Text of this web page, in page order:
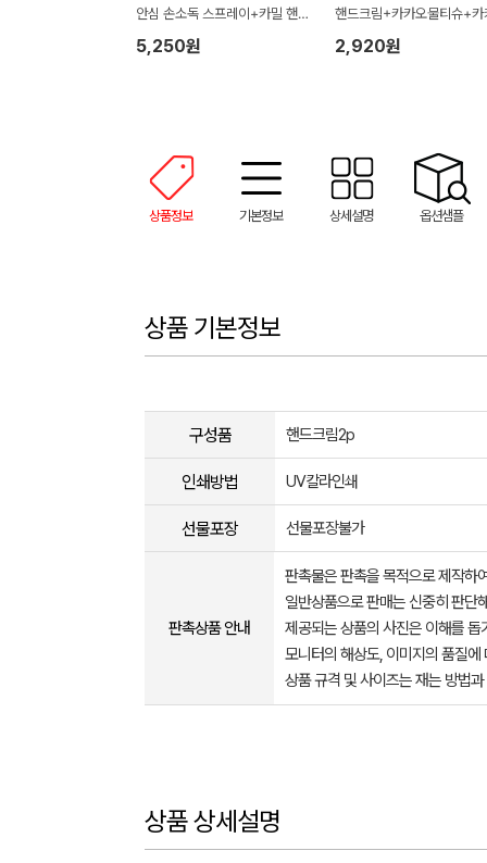
안심 손소독 스프레이+카밀 핸드
크림+유시몰 가글2매)
5,250원
핸드크림+카카오물티슈+카
미용휴지)
2,920원
상품정보 기본정보 상세설명 옵션샘플
상품 기본정보
구성품 핸드크림2p
인쇄방법 UV칼라인쇄
선물포장 선물포장불가
판촉상품 안내
판촉물은 판촉을 목적으로 제작하
일반상품으로 판매는 신중히 판단
제공되는 상품의 사진은 이해를
모니터의 해상도, 이미지의 품질
상품 규격 및 사이즈는 재는 방법
상품 상세설명